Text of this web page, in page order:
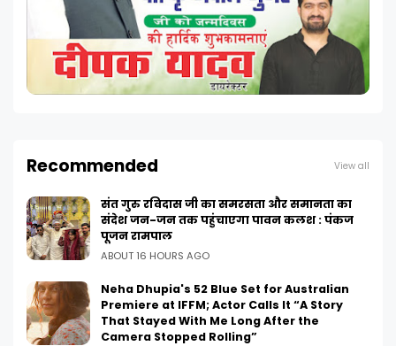
Recommended View all
संत गुरु रविदास जी का समरसता और समानता का
संदेश जन-जन तक पहुंचाएगा पावन कलश : पंकज
पूजन रामपाल
ABOUT 16 HOURS AGO
Neha Dhupia's 52 Blue Set for Australian
Premiere at IFFM; Actor Calls It “A Story
That Stayed With Me Long After the
Camera Stopped Rolling”